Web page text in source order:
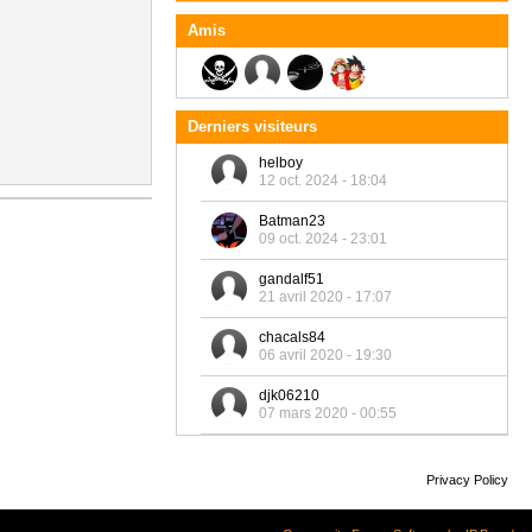
Amis
Derniers visiteurs
helboy
12 oct. 2024 - 18:04
Batman23
09 oct. 2024 - 23:01
gandalf51
21 avril 2020 - 17:07
chacals84
06 avril 2020 - 19:30
djk06210
07 mars 2020 - 00:55
Privacy Policy